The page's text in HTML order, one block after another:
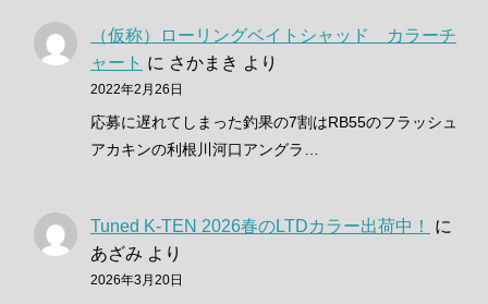
（仮称）ローリングベイトシャッド カラーチ
ャート に さかまき より
2022年2月26日
応募に遅れてしまった釣果の7割はRB55のフラッシュ
アカキンの利根川河口アングラ…
Tuned K-TEN 2026春のLTDカラー出荷中！
に
あざみ より
2026年3月20日